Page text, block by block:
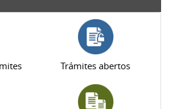
Trámites abertos